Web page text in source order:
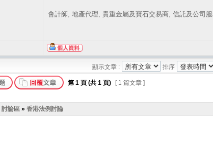
會計師, 地產代理, 貴重金屬及寶石交易商, 信託及公司
顯示文章 : 排序
第 1 頁 (共 1 頁) [ 1 篇文章 ]
討論區 » 香港法例討論